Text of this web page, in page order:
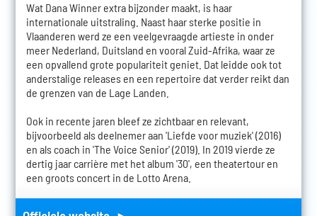
Wat Dana Winner extra bijzonder maakt, is haar
internationale uitstraling. Naast haar sterke positie in
Vlaanderen werd ze een veelgevraagde artieste in onder
meer Nederland, Duitsland en vooral Zuid-Afrika, waar ze
een opvallend grote populariteit geniet. Dat leidde ook tot
anderstalige releases en een repertoire dat verder reikt dan
de grenzen van de Lage Landen.
Ook in recente jaren bleef ze zichtbaar en relevant,
bijvoorbeeld als deelnemer aan 'Liefde voor muziek' (2016)
en als coach in 'The Voice Senior' (2019). In 2019 vierde ze
dertig jaar carrière met het album '30', een theatertour en
een groots concert in de Lotto Arena.